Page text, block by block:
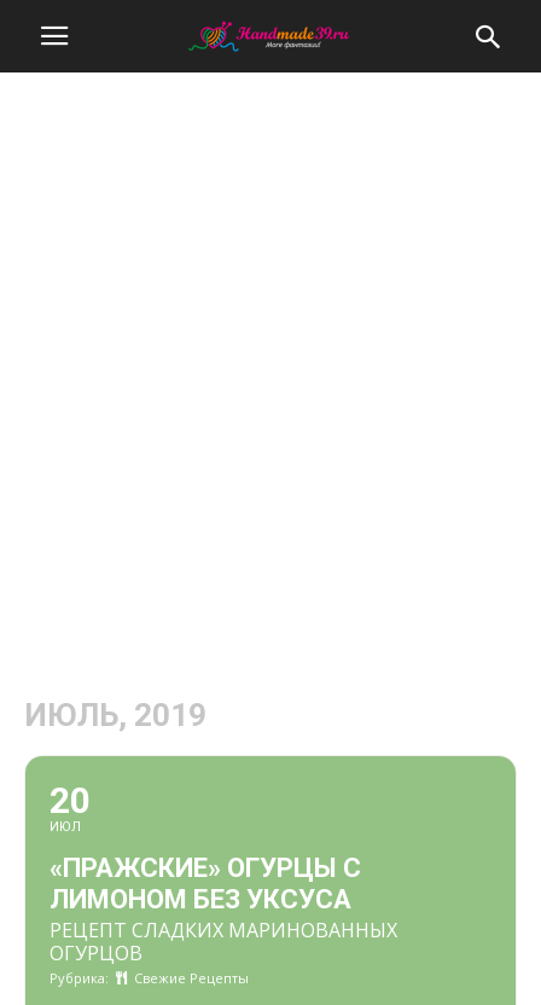
ИЮЛЬ, 2019
20
ИЮЛ
«ПРАЖСКИЕ» ОГУРЦЫ С
ЛИМОНОМ БЕЗ УКСУСА
РЕЦЕПТ СЛАДКИХ МАРИНОВАННЫХ
ОГУРЦОВ
Рубрика: Свежие Рецепты